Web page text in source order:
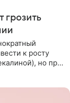
грозить
к росту
но при